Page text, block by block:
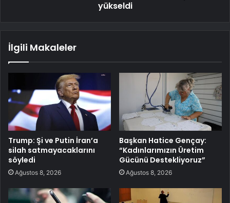
yükseldi
İlgili Makaleler
Trump: Şi ve Putin İran’a
silah satmayacaklarını
söyledi
Ağustos 8, 2026
Başkan Hatice Gençay:
“Kadınlarımızın Üretim
Gücünü Destekliyoruz”
Ağustos 8, 2026